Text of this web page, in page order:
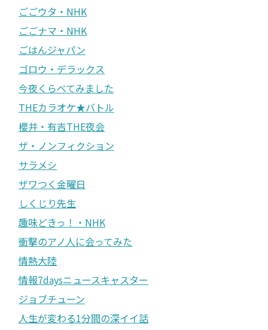
ごごウタ・NHK
ごごナマ・NHK
ごはんジャパン
ゴロウ・デラックス
今夜くらべてみました
THEカラオケ★バトル
櫻井・有吉THE夜会
ザ・ノンフィクション
サラメシ
ザワつく金曜日
しくじり先生
趣味どきっ！・NHK
衝撃のアノ人に会ってみた
情熱大陸
情報7daysニュースキャスター
ジョブチューン
人生が変わる1分間の深イイ話